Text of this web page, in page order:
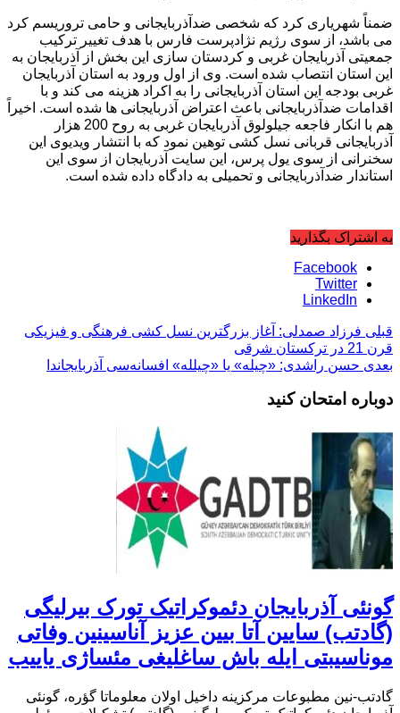
ضمناً شهریاری کرد که شخصی ضدآذربایجانی و حامی تروریسم کرد
می باشد، از سوی رژیم نژادپرست فارس با هدف تغییر ترکیب
جمعیتی آذربایجان غربی و کردستان سازی این بخش از آذربایجان به
این استان انتصاب شده است. وی از اول ورود به استان آذربایجان
غربی بودجه این استان آذربایجانی را به اکراد هزینه می کند و با
اقدامات ضدآذربایجانی باعث اعتراض آذربایجانی ها شده است. اخیراً
هم با انکار فاجعه جیلولوق آذربایجان غربی به روح 200 هزار
آذربایجانی قربانی نسل کشی توهین نمود که با انتشار ویدیوی این
سخنرانی از سوی یول پرس، این سایت آذربایجان از سوی این
استاندار ضدآذربایجانی و تحمیلی به دادگاه داده شده است.
به اشتراک بگذارید
Facebook
Twitter
LinkedIn
قبلی فرزاد صمدلی: آغاز بزرگترین نسل کشی فرهنگی و فیزیکی
قرن 21 در ترکستان شرقی
بعدی حسن راشدی: «چیله» یا «چیلله» افسانه‌سی آذربایجاندا
دوباره امتحان کنید
گونئی آذربایجان دئموکراتیک تورک بیرلیگی
(گادتب) سایین آتا بیین عزیز آناسینین وفاتی
موناسیبتی ایله باش ساغلیغی مئساژی یاییب
گادتب-نین مطبوعات مرکزینه داخیل اولان معلوماتا گؤره، گونئی